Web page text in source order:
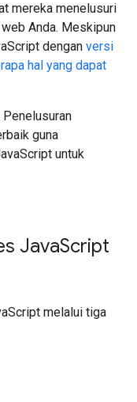
mereka menelusuri
Anda. Meskipun
dengan versi
hal yang dapat
Penelusuran
guna
untuk
JavaScript
melalui tiga